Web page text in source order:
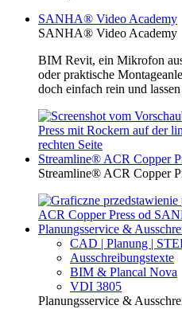
SANHA® Video Academy
SANHA® Video Academy
BIM Revit, ein Mikrofon
oder praktische
doch einfach rein und
Streamline® ACR Copper
Streamline® ACR Copper
Planungsservice &
CAD | Planung |
Ausschreibungstexte
BIM & Plancal Nova
VDI 3805
Planungsservice &